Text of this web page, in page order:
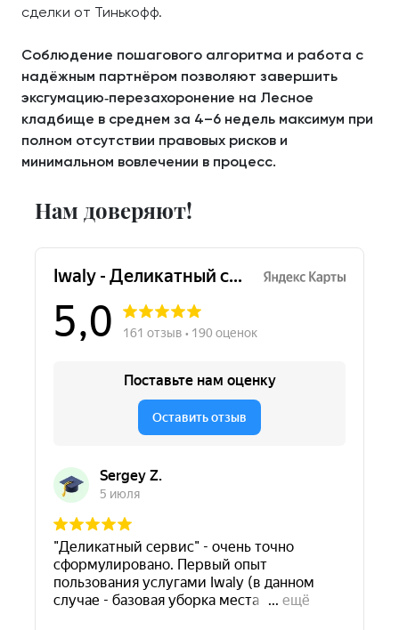
сделки от Тинькофф.
Соблюдение пошагового алгоритма и работа с
надёжным партнёром позволяют завершить
эксгумацию‑перезахоронение на Лесное
кладбище в среднем за 4–6 недель максимум при
полном отсутствии правовых рисков и
минимальном вовлечении в процесс.
Нам доверяют!